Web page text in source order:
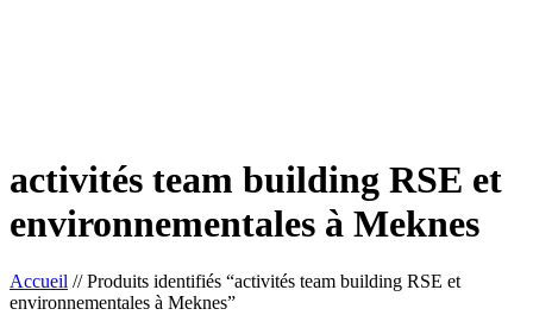
activités team building RSE et
environnementales à Meknes
Accueil //Produits identifiés “activités team building RSE et
environnementales à Meknes”